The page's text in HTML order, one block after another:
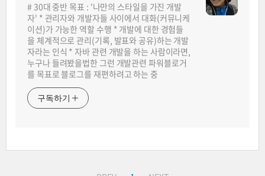
# 30대 중반 목표 : '나만의 스타일을 가진 개발
자' * 관리자와 개발자들 사이에서 대화(커뮤니케
이션)가 가능한 역할 수행 * 개발에 대한 경험들
을 체계적으로 관리(기록, 발표와 공유)하는 개발
자라는 인식 * 자바 관련 개발을 하는 사람이라면,
누구나 들려봤을법한 그런 개발관련 파워블로거
를 목표로 블로그를 재편하려고 하는 중
구독하기